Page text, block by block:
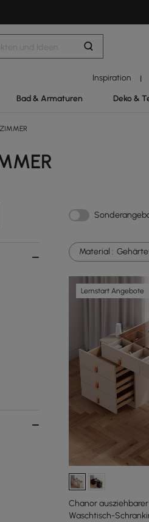
Inspiration |
Bad & Armaturen Deko &
Material :
Lernstart Angebote
Chanor
Waschtisch-